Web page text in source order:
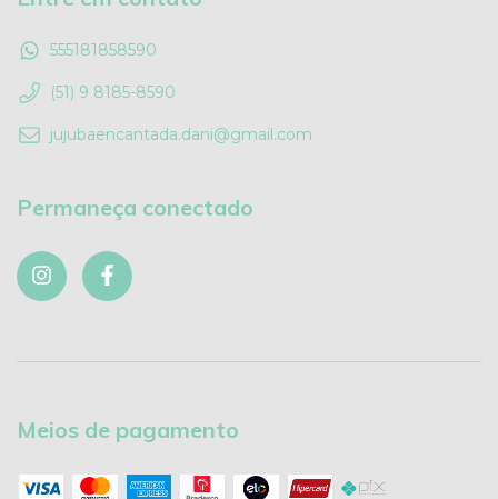
555181858590
(51) 9 8185-8590
jujubaencantada.dani@gmail.com
Permaneça conectado
Meios de pagamento